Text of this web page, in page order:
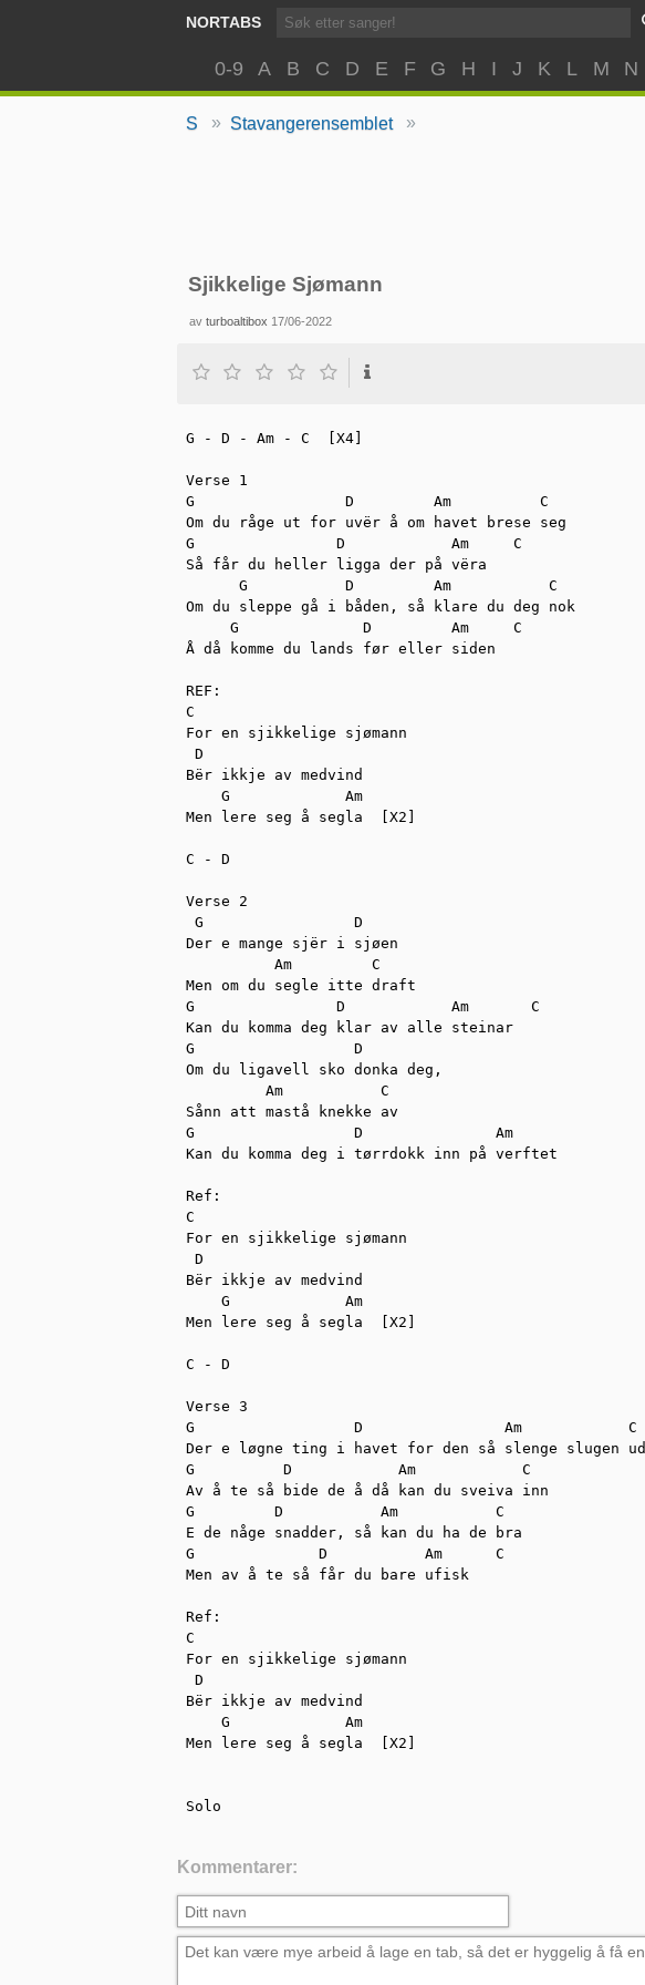
NORTABS
0-9 A B C D E F G H I J K L M N
S » Stavangerensemblet »
Sjikkelige Sjømann
avturboaltibox 17/06-2022
G - D - Am - C  [X4]
Verse 1
G                 D         Am          C
Om du råge ut for uvër å om havet brese seg
G                D            Am     C
Så får du heller ligga der på vëra
      G           D         Am           C
Om du sleppe gå i båden, så klare du deg nok
     G              D         Am     C
Å då komme du lands før eller siden
REF:
C
For en sjikkelige sjømann
D
Bër ikkje av medvind
    G             Am
Men lere seg å segla  [X2]
C - D
Verse 2
G                 D
Der e mange sjër i sjøen
          Am         C
Men om du segle itte draft
G                D            Am       C
Kan du komma deg klar av alle steinar
G                  D
Om du ligavell sko donka deg,
         Am           C
Sånn att mastå knekke av
G                  D               Am
Kan du komma deg i tørrdokk inn på verftet
Ref:
C
For en sjikkelige sjømann
D
Bër ikkje av medvind
    G             Am
Men lere seg å segla  [X2]
C - D
Verse 3
G                  D                Am            C
Der e løgne ting i havet for den så slenge slugen ud
G          D            Am            C
Av å te så bide de å då kan du sveiva inn
G         D           Am           C
E de någe snadder, så kan du ha de bra
G              D           Am      C
Men av å te så får du bare ufisk
Ref:
C
For en sjikkelige sjømann
D
Bër ikkje av medvind
    G             Am
Men lere seg å segla  [X2]
Solo
Kommentarer: